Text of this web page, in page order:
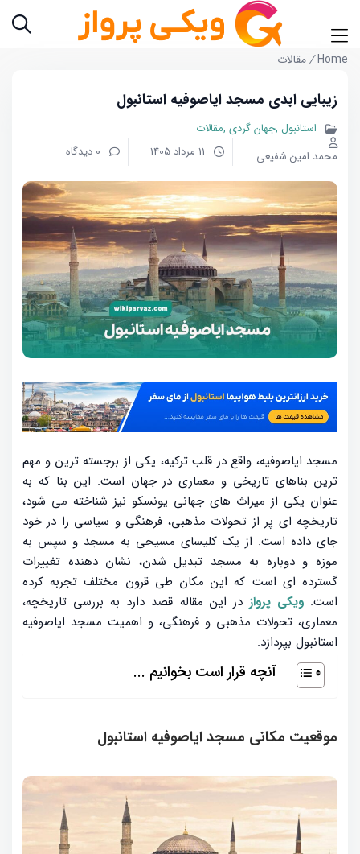
Home
/مقالات
زیبایی ابدی مسجد ایاصوفیه استانبول
استانبول جهان گردی مقالات
محمد امین شفیعی
11 مرداد 1405 0 دیدگاه
مسجد ایاصوفیه، واقع در قلب ترکیه، یکی از برجسته ترین و مهم
ترین بناهای تاریخی و معماری در جهان است. این بنا که به
عنوان یکی از میراث های جهانی یونسکو نیز شناخته می شود،
تاریخچه ای پر از تحولات مذهبی، فرهنگی و سیاسی را در خود
جای داده است. از یک کلیسای مسیحی به مسجد و سپس به
موزه و دوباره به مسجد تبدیل شدن، نشان دهنده تغییرات
گسترده ای است که این مکان طی قرون مختلف تجربه کرده
است.ویکی پرواز در این مقاله قصد دارد به بررسی تاریخچه،
معماری، تحولات مذهبی و فرهنگی، و اهمیت مسجد ایاصوفیه
استانبول بپردازد.
آنچه قرار است بخوانیم ...
موقعیت مکانی مسجد ایاصوفیه استانبول